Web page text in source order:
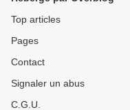
Top articles
Pages
Contact
Signaler un abus
C.G.U.